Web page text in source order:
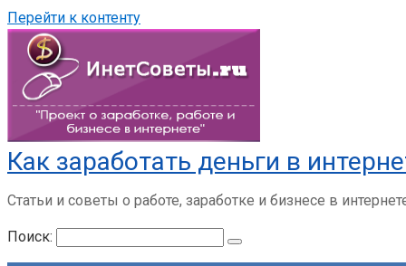
Перейти к контенту
Как заработать деньги в
Статьи и советы о работе, заработке и бизнесе в
Поиск: